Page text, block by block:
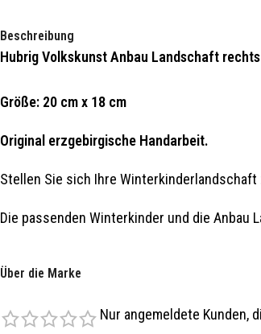
Beschreibung
Hubrig Volkskunst Anbau Landschaft rechts
Größe: 20 cm x 18 cm
Original erzgebirgische Handarbeit.
Stellen Sie sich Ihre Winterkinderlandschaft
Die passenden Winterkinder und die Anbau
Über die Marke
Nur angemeldete Kunden,